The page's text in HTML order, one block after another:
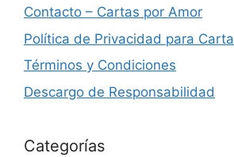
Contacto – Cartas por Amor
Política de Privacidad para
Términos y Condiciones
Descargo de Responsabilidad
Categorías